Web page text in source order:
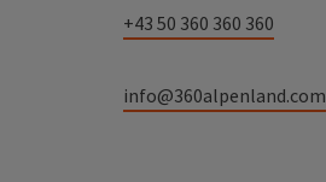
+43 50 360 360 360
info@360alpenland.com